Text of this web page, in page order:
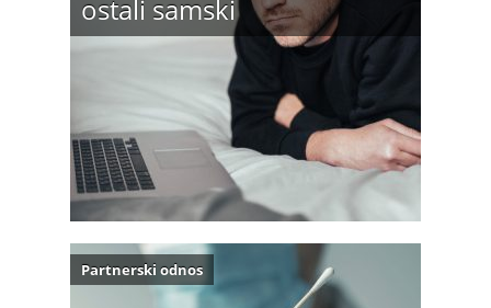
ostali samski
Partnerski odnos